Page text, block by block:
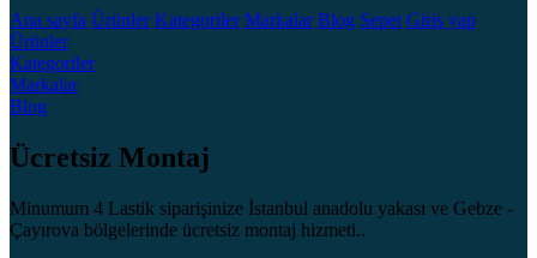
Ana sayfa Ürünler Kategoriler Markalar Blog Sepet Giriş yap
Ürünler
Kategoriler
Markalar
Blog
Ücretsiz Montaj
Minumum 4 Lastik siparişinize İstanbul anadolu yakası ve Gebze -
Çayırova bölgelerinde ücretsiz montaj hizmeti..